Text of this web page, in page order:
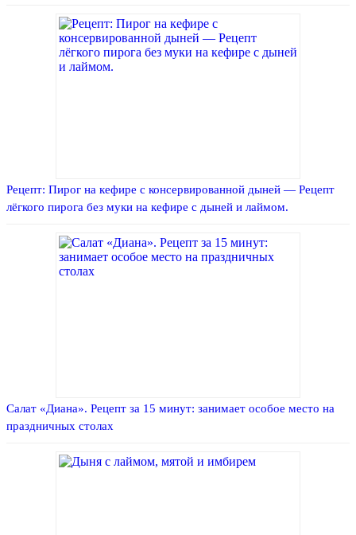
Рецепт: Пирог на кефире с консервированной дыней — Рецепт
лёгкого пирога без муки на кефире с дыней и лаймом.
Салат «Диана». Рецепт за 15 минут: занимает особое место на
праздничных столах